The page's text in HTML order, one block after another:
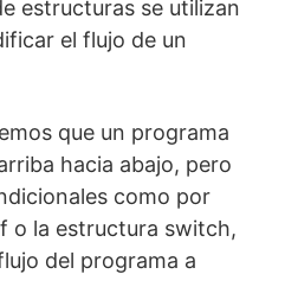
estructuras se utilizan
el flujo de un
que un programa
hacia abajo, pero
como por
o la estructura switch,
del programa a